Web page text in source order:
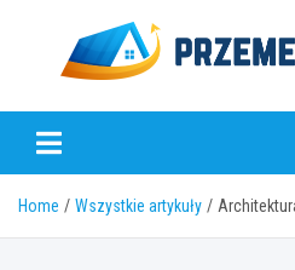
Home Wszystkie artykuły